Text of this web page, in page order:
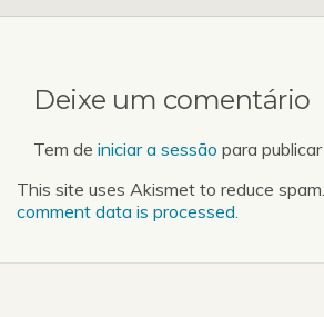
é hábito, a agenda das
Deixe um comentário
Tem de iniciar a sessão para
This site uses Akismet to reduce spam.
comment data is processed.